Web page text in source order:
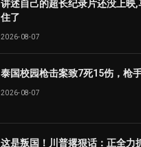
讲述自己的超长纪录片还没上映
住了
2026-08-07
泰国校园枪击案致7死15伤，枪
2026-08-07
这是叛国！川普撂狠话：正全力